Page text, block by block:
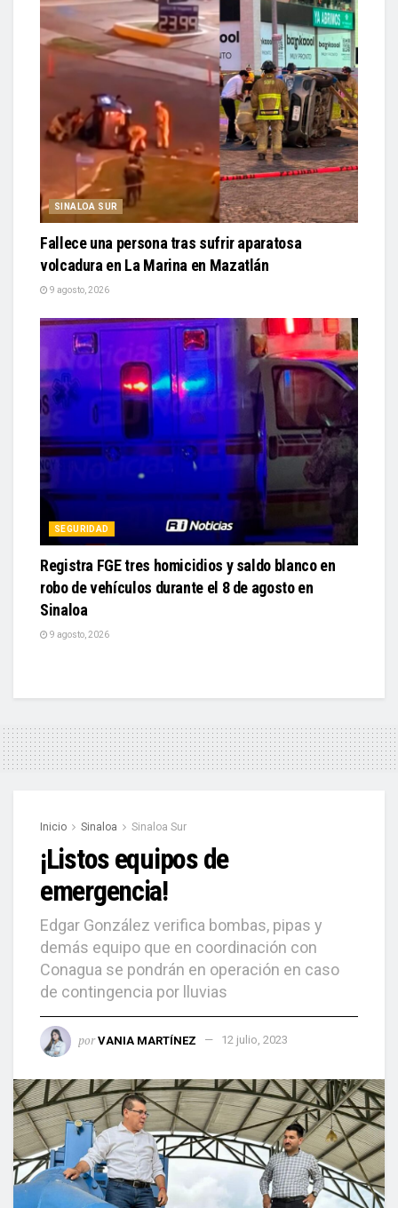
SINALOA SUR
Fallece una persona tras sufrir aparatosa
volcadura en La Marina en Mazatlán
9 agosto, 2026
SEGURIDAD
Registra FGE tres homicidios y saldo blanco en
robo de vehículos durante el 8 de agosto en
Sinaloa
9 agosto, 2026
Inicio Sinaloa Sinaloa Sur
¡Listos equipos de
emergencia!
Edgar González verifica bombas, pipas y
demás equipo que en coordinación con
Conagua se pondrán en operación en caso
de contingencia por lluvias
por VANIA MARTÍNEZ 12 julio, 2023